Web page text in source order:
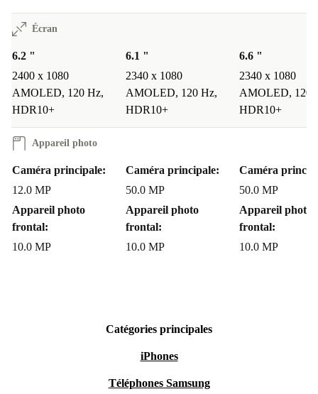
Écran
6.2 "
2400 x 1080
AMOLED, 120 Hz,
HDR10+
6.1 "
2340 x 1080
AMOLED, 120 Hz,
HDR10+
6.6 "
2340 x 1080
AMOLED, 120
HDR10+
Appareil photo
Caméra principale:
12.0 MP
Appareil photo
frontal:
10.0 MP
Caméra principale:
50.0 MP
Appareil photo
frontal:
10.0 MP
Caméra
50.0 MP
Appareil photo
frontal:
10.0 MP
Catégories principales
iPhones
Téléphones Samsung